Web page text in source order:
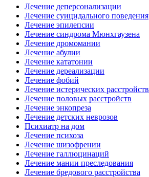
Лечение деперсонализации
Лечение суицидального поведения
Лечение эпилепсии
Лечение синдрома Мюнхгаузена
Лечение дромомании
Лечение абулии
Лечение кататонии
Лечение дереализации
Лечение фобий
Лечение истерических расстройств
Лечение половых расстройств
Лечение энкопреза
Лечение детских неврозов
Психиатр на дом
Лечение психоза
Лечение шизофрении
Лечение галлюцинаций
Лечение мании преследования
Лечение бредового расстройства